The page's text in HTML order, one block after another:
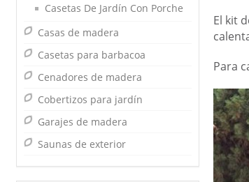
El kit
Para
Casetas De Jardín Con Porche
Casas de madera
Casetas para barbacoa
Cenadores de madera
Cobertizos para jardín
Garajes de madera
Saunas de exterior